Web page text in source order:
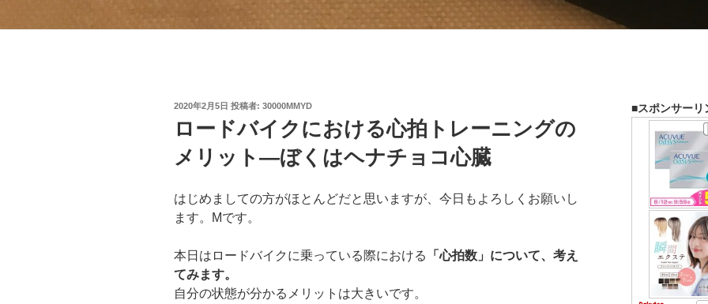
投
2020年2月5日 投稿者: 30000MMYD
ロードバイクにおける心拍トレーニングの
メリット―ぼくはヘナチョコ心臓
はじめましての方がほとんどだと思いますが、今日もよろしくお願いし
ます。Mです。
本日はロードバイクに乗っている際における
「心拍数」について、考え
てみます。
自分の状態が分かるメリットは大きいです。
■スポンサーリ